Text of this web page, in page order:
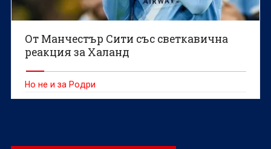
От Манчестър Сити със светкавична
реакция за Халанд
Но не и за Родри